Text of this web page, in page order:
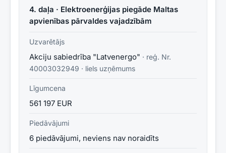
4. daļa · Elektroenerģijas piegāde Maltas
apvienības pārvaldes vajadzībām
Uzvarētājs
Akciju sabiedrība "Latvenergo" · reģ. Nr.
40003032949 · liels uzņēmums
Līgumcena
561 197 EUR
Piedāvājumi
6 piedāvājumi, neviens nav noraidīts